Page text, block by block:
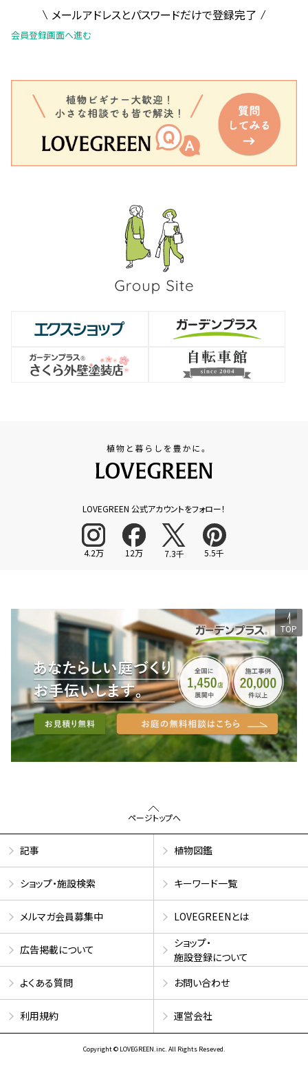
メールアドレスとパスワードだけで登録完了
会員登録画面へ進む
LOVEGREEN 公式アカウントをフォロー！
4.2万 12万 7.3千 5.5千
TOP
ページトップへ
記事 植物図鑑
ショップ・施設検索 キーワード一覧
メルマガ会員募集中 LOVEGREENとは
広告掲載について
ショップ・
施設登録について
よくある質問
お問い合わせ
利用規約 運営会社
Copyright © LOVEGREEN.inc. All Rights Reseved.